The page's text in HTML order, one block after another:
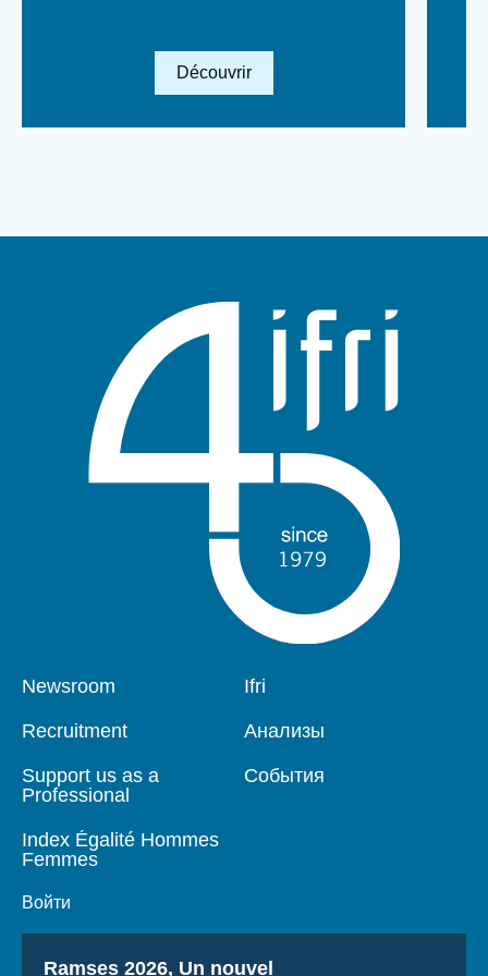
Lien en savoir plus
Découvrir
Pied
Newsroom
Recruitment
Support us as a
Professional
Index Égalité Hommes
Femmes
Войти
Navigation
Ifri
Анализы
События
Titre
Ramses 2026, Un nouvel